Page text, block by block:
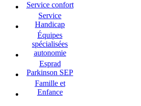
Service confort
Service
Handicap
Équipes
spécialisées
autonomie
Esprad
Parkinson SEP
Famille et
Enfance